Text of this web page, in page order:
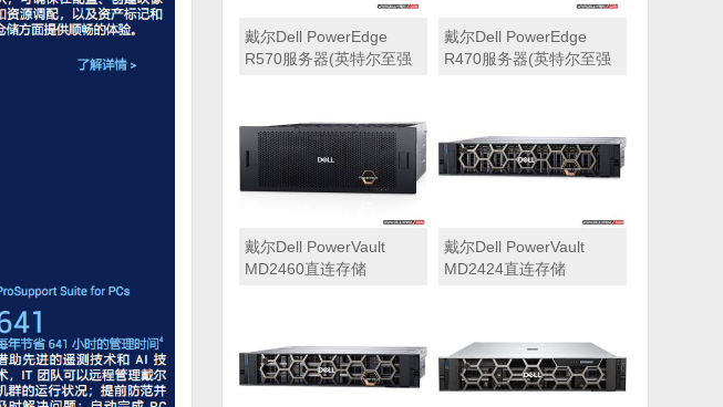
戴尔Dell PowerEdge
R570服务器(英特尔至强
SSD固态硬盘丨PERC
H965i阵列卡丨800W双电
源丨三年保修)
戴尔Dell PowerEdge
R470服务器(英特尔至强
H965i阵列卡丨800W双电
源丨三年保修)
戴尔Dell PowerVault
MD2460直连存储
戴尔Dell PowerVault
MD2424直连存储